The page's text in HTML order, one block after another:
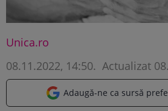
Unica.ro
08.11.2022, 14:50. Actualizat
Adaugă-ne ca sursă